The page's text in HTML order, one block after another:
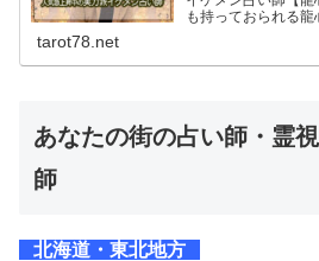
も持っておられる
介しています。
tarot78.net
あなたの街の占い師・霊
師
北海道・東北地方